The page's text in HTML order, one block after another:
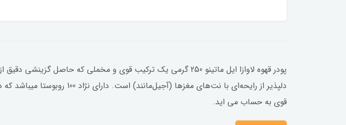
پودر قهوه لاوازا ایل ماتینو 250 گرمی یک ترکیب قوی و مخملی که
قوی به حساب می اید.